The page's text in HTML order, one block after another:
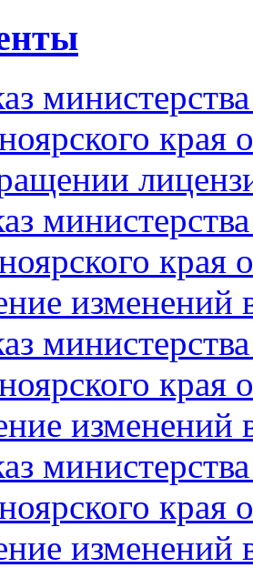
изменений
изменений
изменений